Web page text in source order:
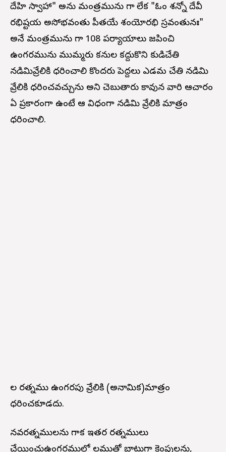
దేహి స్వాహా" అను మంత్రమును గానీ లేక "ఓం శన్నో దేవీ
రభిష్టయ అసోభవంతు పీతయే శంయోరభి స్రవంతునః"
అనే మంత్రమును గానీ 108 పర్యాయాలు జపించి
ఉంగరమును ముమ్మరు కనుల కద్దుకొని కుడిచేతి
నడిమివ్రేలికి ధరించాలి కొందరు పెద్దలు ఎడమ చేతి నడిమి
వ్రేలికి ధరించవచ్చును అని చెబుతారు కావున వారి ఆచారం
ఏ ప్రకారంగా ఉంటే ఆ విధంగా నడిమి వ్రేలికి మాత్రం
ధరించాలి.
నీల రత్నము ఉంగరపు వ్రేలికి (అనామిక)మాత్రం
ధరించకూడదు.
నవరత్నములను గాక ఇతర రత్నములు